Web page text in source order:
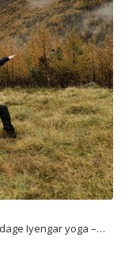
Iyengar yoga –…